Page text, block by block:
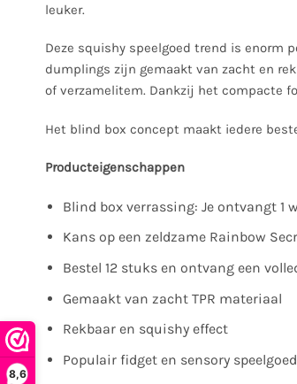
8,6
leuker.
Deze squishy speelgoed trend is enorm
dumplings zijn gemaakt van zacht en
of verzamelitem. Dankzij het compacte
Het blind box concept maakt iedere
Producteigenschappen
Blind box verrassing: Je ontvangt 1
Kans op een zeldzame Rainbow
Bestel 12 stuks en ontvang een
Gemaakt van zacht TPR materiaal
Rekbaar en squishy effect
Populair fidget en sensory speelgoed